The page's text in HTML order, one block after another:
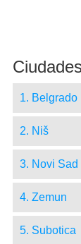
1. Belgrado
2. Niš
3. Novi Sad
4. Zemun
5. Subotica